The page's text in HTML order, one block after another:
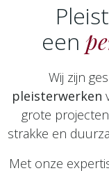
een
Wij zijn
pleisterwerken
grote
strakke en
Met onze